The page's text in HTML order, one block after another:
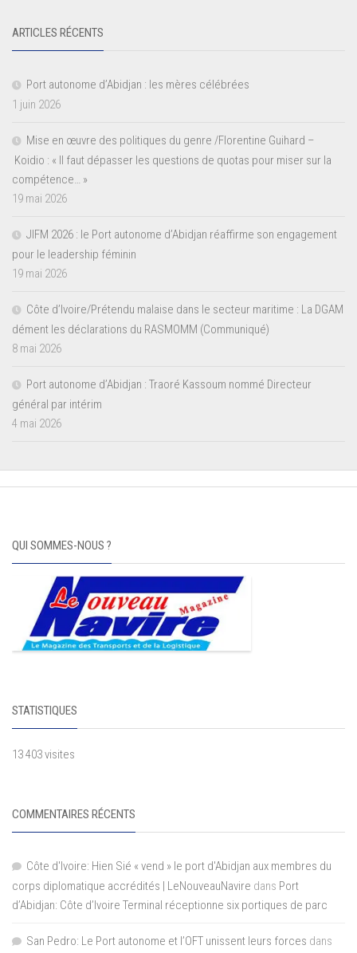
ARTICLES RÉCENTS
Port autonome d’Abidjan : les mères célébrées
1 juin 2026
Mise en œuvre des politiques du genre /Florentine Guihard –
Koidio : « Il faut dépasser les questions de quotas pour miser sur la
compétence… »
19 mai 2026
JIFM 2026 : le Port autonome d’Abidjan réaffirme son engagement
pour le leadership féminin
19 mai 2026
Côte d’Ivoire/Prétendu malaise dans le secteur maritime : La DGAM
dément les déclarations du RASMOMM (Communiqué)
8 mai 2026
Port autonome d’Abidjan : Traoré Kassoum nommé Directeur
général par intérim
4 mai 2026
QUI SOMMES-NOUS ?
STATISTIQUES
13 403 visites
COMMENTAIRES RÉCENTS
Côte d'Ivoire: Hien Sié « vend » le port d'Abidjan aux membres du
corps diplomatique accrédités | LeNouveauNavire dans Port
d’Abidjan: Côte d’Ivoire Terminal réceptionne six portiques de parc
San Pedro: Le Port autonome et l’OFT unissent leurs forces dans